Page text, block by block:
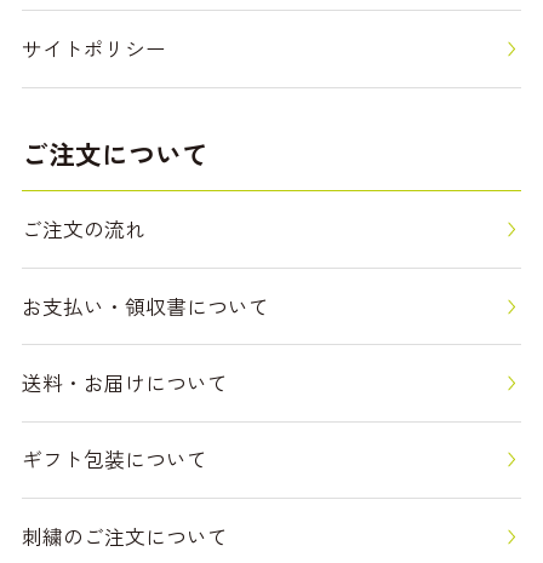
サイトポリシー
ご注文について
ご注文の流れ
お支払い・領収書について
送料・お届けについて
ギフト包装について
刺繍のご注文について